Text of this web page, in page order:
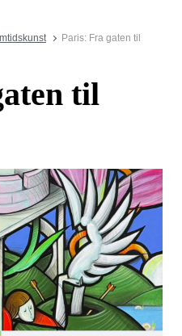
Paris: Fra gaten til
til